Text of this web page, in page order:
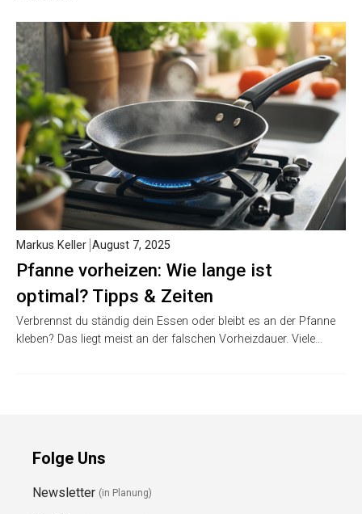
Pfanne vorheizen: Wie lange ist
optimal? Tipps & Zeiten
Markus Keller August 7, 2025
Verbrennst du ständig dein Essen oder bleibt es an der Pfanne
kleben? Das liegt meist an der falschen Vorheizdauer. Viele…
Folge Uns
Newsletter (in Planung)